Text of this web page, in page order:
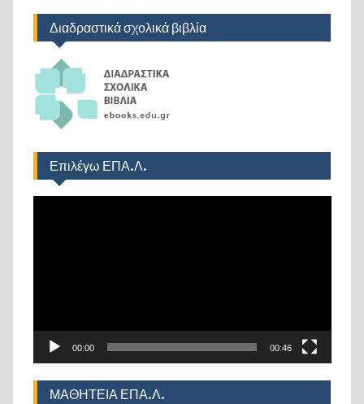
Διαδραστικά σχολικά βιβλία
Επιλέγω ΕΠΑ.Λ.
00:00 00:46
ΜΑΘΗΤΕΙΑ ΕΠΑ.Λ.